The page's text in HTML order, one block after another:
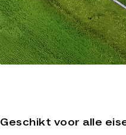
Geschikt voor alle